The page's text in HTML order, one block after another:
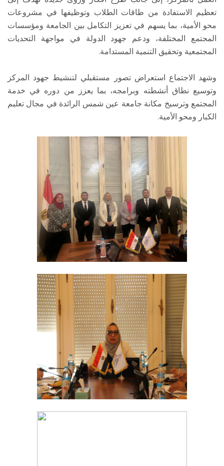
تعظيم الاستفادة من طاقات الطلاب وتوظيفها في مشروعات
محو الأمية، بما يسهم في تعزيز التكامل بين الجامعة ومؤسسات
المجتمع المختلفة، ودعم جهود الدولة في مواجهة التحديات
المجتمعية وتحقيق التنمية المستدامة.
وشهد الاجتماع استعراض تصور مستقبلي لتنشيط جهود المركز
وتوسيع نطاق أنشطته وبرامجه، بما يعزز من دوره في خدمة
المجتمع وترسيخ مكانة جامعة عين شمس الرائدة في مجال تعليم
الكبار ومحو الأمية.